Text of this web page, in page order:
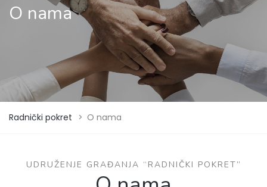
O nama
Radnički pokret > O nama
UDRUŽENJE GRAĐANJA “RADNIČKI POKRET”